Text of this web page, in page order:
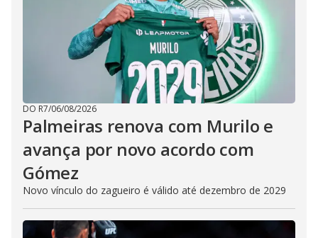
DO R7/06/08/2026
Palmeiras renova com Murilo e
avança por novo acordo com
Gómez
Novo vínculo do zagueiro é válido até dezembro de 2029